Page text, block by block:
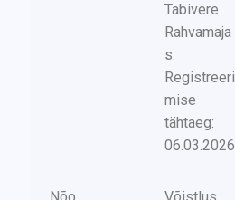
Tabivere
Rahvamaja
s.
Registreeri
mise
tähtaeg:
06.03.2026